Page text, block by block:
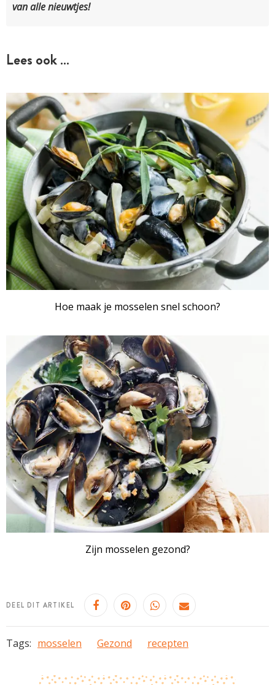
van alle nieuwtjes!
Lees ook …
Hoe maak je mosselen snel schoon?
Zijn mosselen gezond?
DEEL DIT ARTIKEL
Tags: mosselen Gezond recepten